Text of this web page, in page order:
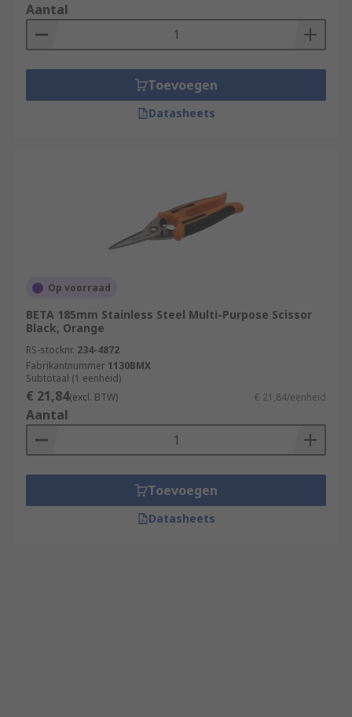
Aantal
Toevoegen
Datasheets
Op voorraad
BETA 185mm Stainless Steel Multi-Purpose Scissor
Black, Orange
RS-stocknr. 234-4872
Fabrikantnummer 1130BMX
Subtotaal (1 eenheid)
€ 21,84(excl. BTW) € 21,84/eenheid
Aantal
Toevoegen
Datasheets